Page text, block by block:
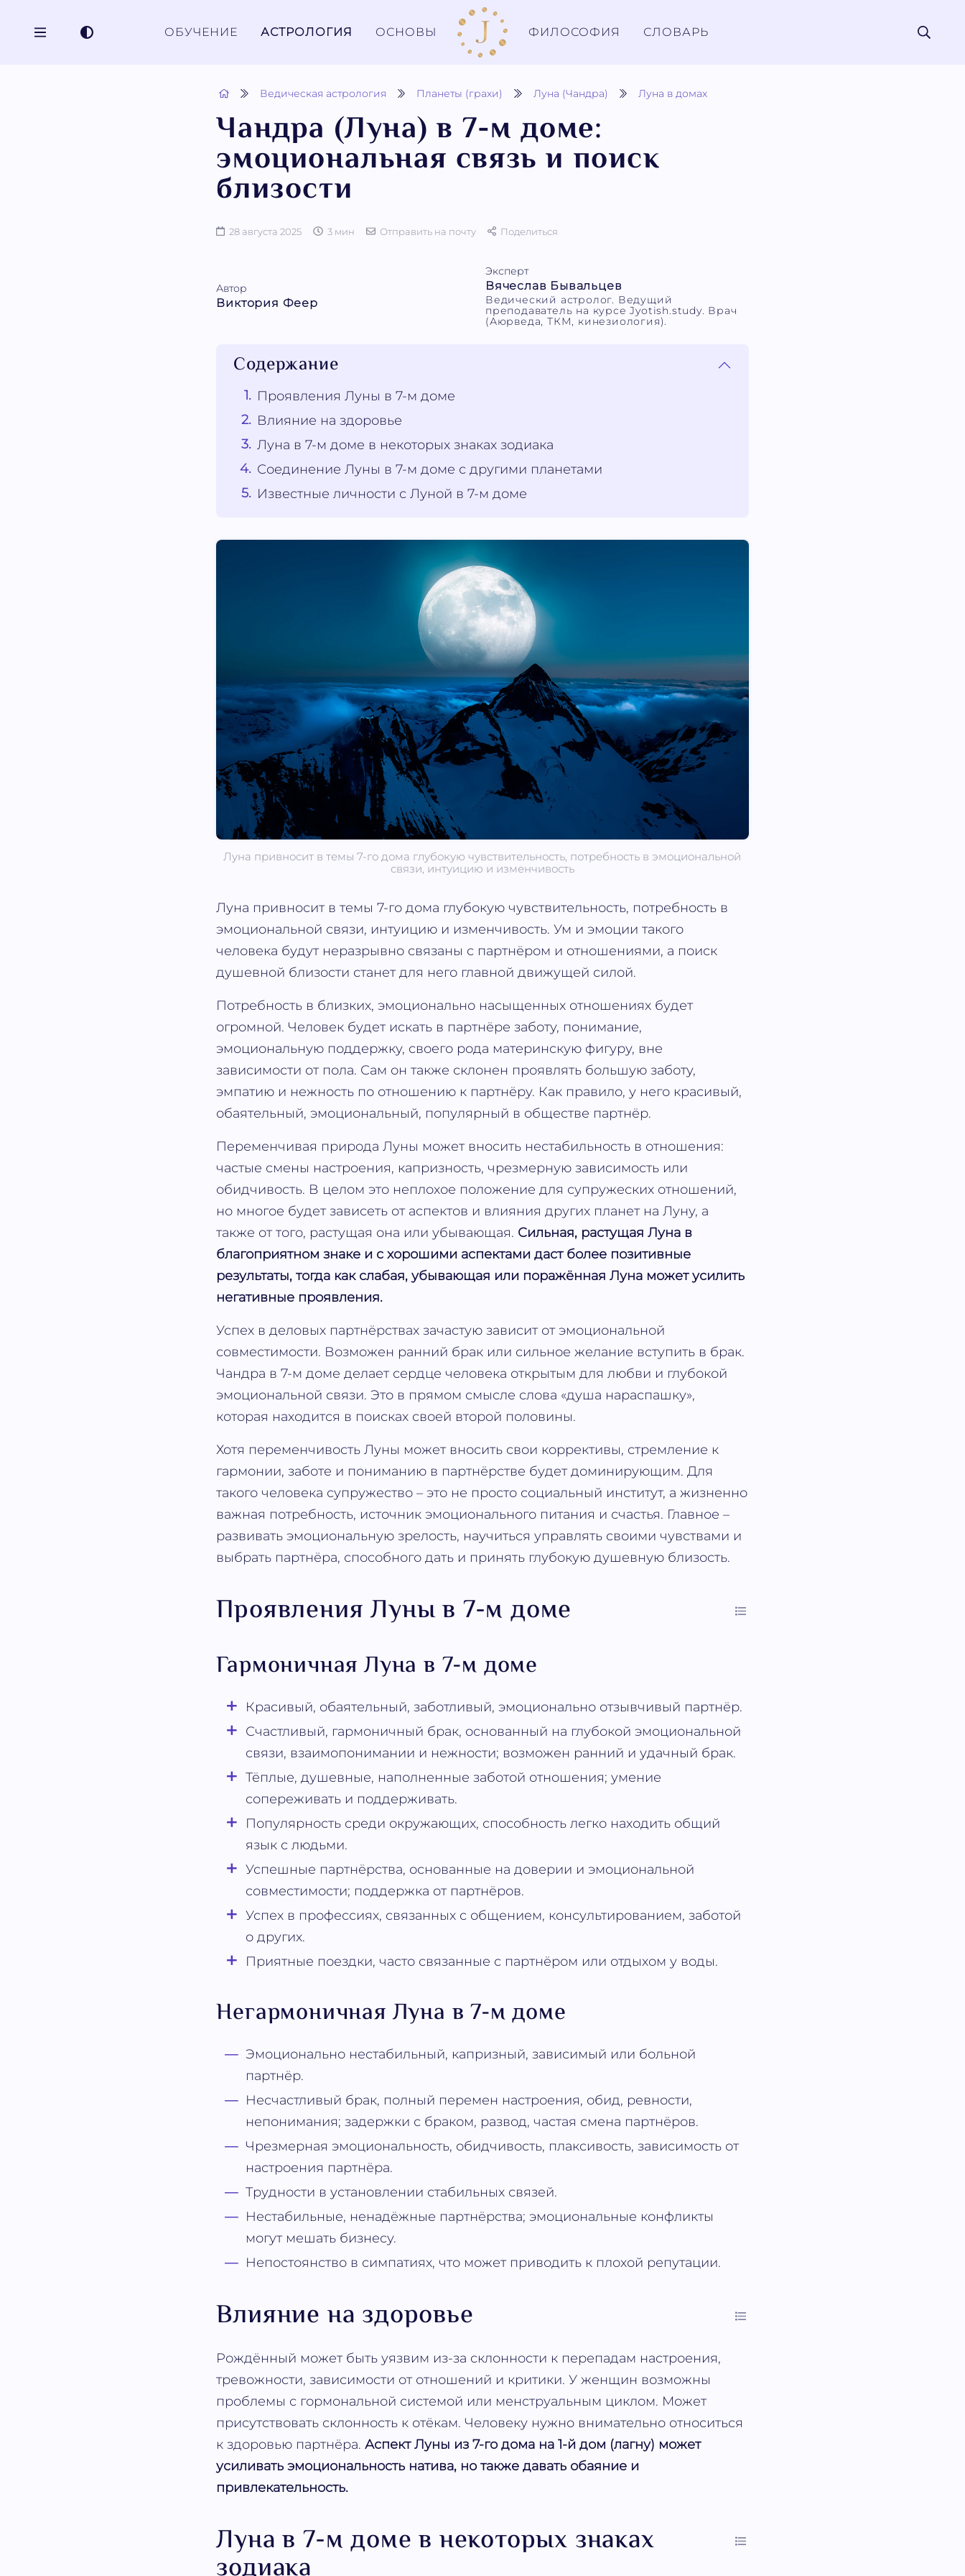
ОБУЧЕНИЕ АСТРОЛОГИЯ ОСНОВЫ ФИЛОСОФИЯ СЛОВАРЬ
Ведическая астрология Планеты (грахи) Луна (Чандра) Луна в домах
Чандра (Луна) в 7-м доме:
эмоциональная связь и поиск
близости
28 августа 2025 3 мин Отправить на почту Поделиться
Автор
Виктория Феер
Эксперт
Вячеслав Бывальцев
Ведический астролог. Ведущий
преподаватель на курсе Jyotish.study. Врач
(Аюрведа, ТКМ, кинезиология).
Содержание
Проявления Луны в 7-м доме
Влияние на здоровье
Луна в 7-м доме в некоторых знаках зодиака
Соединение Луны в 7-м доме с другими планетами
Известные личности с Луной в 7-м доме
Луна привносит в темы 7-го дома глубокую чувствительность, потребность в эмоциональной
связи, интуицию и изменчивость
Луна привносит в темы 7-го дома глубокую чувствительность, потребность в
эмоциональной связи, интуицию и изменчивость. Ум и эмоции такого
человека будут неразрывно связаны с партнёром и отношениями, а поиск
душевной близости станет для него главной движущей силой.
Потребность в близких, эмоционально насыщенных отношениях будет
огромной. Человек будет искать в партнёре заботу, понимание,
эмоциональную поддержку, своего рода материнскую фигуру, вне
зависимости от пола. Сам он также склонен проявлять большую заботу,
эмпатию и нежность по отношению к партнёру. Как правило, у него красивый,
обаятельный, эмоциональный, популярный в обществе партнёр.
Переменчивая природа Луны может вносить нестабильность в отношения:
частые смены настроения, капризность, чрезмерную зависимость или
обидчивость. В целом это неплохое положение для супружеских отношений,
но многое будет зависеть от аспектов и влияния других планет на Луну, а
также от того, растущая она или убывающая. Сильная, растущая Луна в
благоприятном знаке и с хорошими аспектами даст более позитивные
результаты, тогда как слабая, убывающая или поражённая Луна может усилить
негативные проявления.
Успех в деловых партнёрствах зачастую зависит от эмоциональной
совместимости. Возможен ранний брак или сильное желание вступить в брак.
Чандра в 7-м доме делает сердце человека открытым для любви и глубокой
эмоциональной связи. Это в прямом смысле слова «душа нараспашку»,
которая находится в поисках своей второй половины.
Хотя переменчивость Луны может вносить свои коррективы, стремление к
гармонии, заботе и пониманию в партнёрстве будет доминирующим. Для
такого человека супружество – это не просто социальный институт, а жизненно
важная потребность, источник эмоционального питания и счастья. Главное –
развивать эмоциональную зрелость, научиться управлять своими чувствами и
выбрать партнёра, способного дать и принять глубокую душевную близость.
Проявления Луны в 7-м доме
Гармоничная Луна в 7-м доме
Красивый, обаятельный, заботливый, эмоционально отзывчивый партнёр.
Счастливый, гармоничный брак, основанный на глубокой эмоциональной
связи, взаимопонимании и нежности; возможен ранний и удачный брак.
Тёплые, душевные, наполненные заботой отношения; умение
сопереживать и поддерживать.
Популярность среди окружающих, способность легко находить общий
язык с людьми.
Успешные партнёрства, основанные на доверии и эмоциональной
совместимости; поддержка от партнёров.
Успех в профессиях, связанных с общением, консультированием, заботой
о других.
Приятные поездки, часто связанные с партнёром или отдыхом у воды.
Негармоничная Луна в 7-м доме
Эмоционально нестабильный, капризный, зависимый или больной
партнёр.
Несчастливый брак, полный перемен настроения, обид, ревности,
непонимания; задержки с браком, развод, частая смена партнёров.
Чрезмерная эмоциональность, обидчивость, плаксивость, зависимость от
настроения партнёра.
Трудности в установлении стабильных связей.
Нестабильные, ненадёжные партнёрства; эмоциональные конфликты
могут мешать бизнесу.
Непостоянство в симпатиях, что может приводить к плохой репутации.
Влияние на здоровье
Рождённый может быть уязвим из-за склонности к перепадам настроения,
тревожности, зависимости от отношений и критики. У женщин возможны
проблемы с гормональной системой или менструальным циклом. Может
присутствовать склонность к отёкам. Человеку нужно внимательно относиться
к здоровью партнёра.Аспект Луны из 7-го дома на 1-й дом (лагну) может
усиливать эмоциональность натива, но также давать обаяние и
привлекательность.
Луна в 7-м доме в некоторых знаках